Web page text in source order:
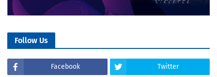
Follow Us
Facebook Twitter